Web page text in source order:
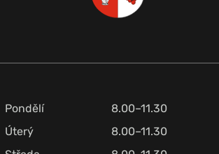
Pondělí 8.00–11.30
Úterý
8.00–11.30